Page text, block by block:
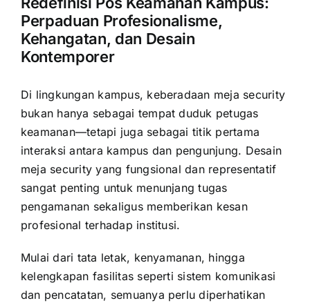
Perpaduan Profesionalisme,
Kehangatan, dan Desain
Kontemporer
Di lingkungan kampus, keberadaan meja security
bukan hanya sebagai tempat duduk petugas
keamanan—tetapi juga sebagai titik pertama
interaksi antara kampus dan pengunjung. Desain
meja security yang fungsional dan representatif
sangat penting untuk menunjang tugas
pengamanan sekaligus memberikan kesan
profesional terhadap institusi.
Mulai dari tata letak, kenyamanan, hingga
kelengkapan fasilitas seperti sistem komunikasi
dan pencatatan, semuanya perlu diperhatikan